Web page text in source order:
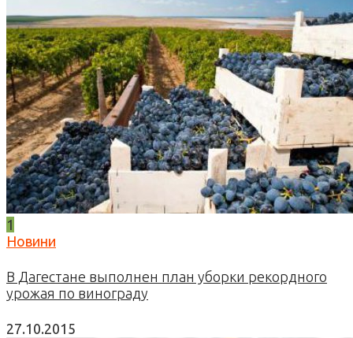
1
Новини
В Дагестане выполнен план уборки рекордного
урожая по винограду
27.10.2015